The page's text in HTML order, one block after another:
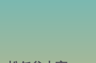
が集まる。彼女は誰なの
暮人インタビューに加え
く――。花を咲かせるよ
舘。“建物の記憶”が今、